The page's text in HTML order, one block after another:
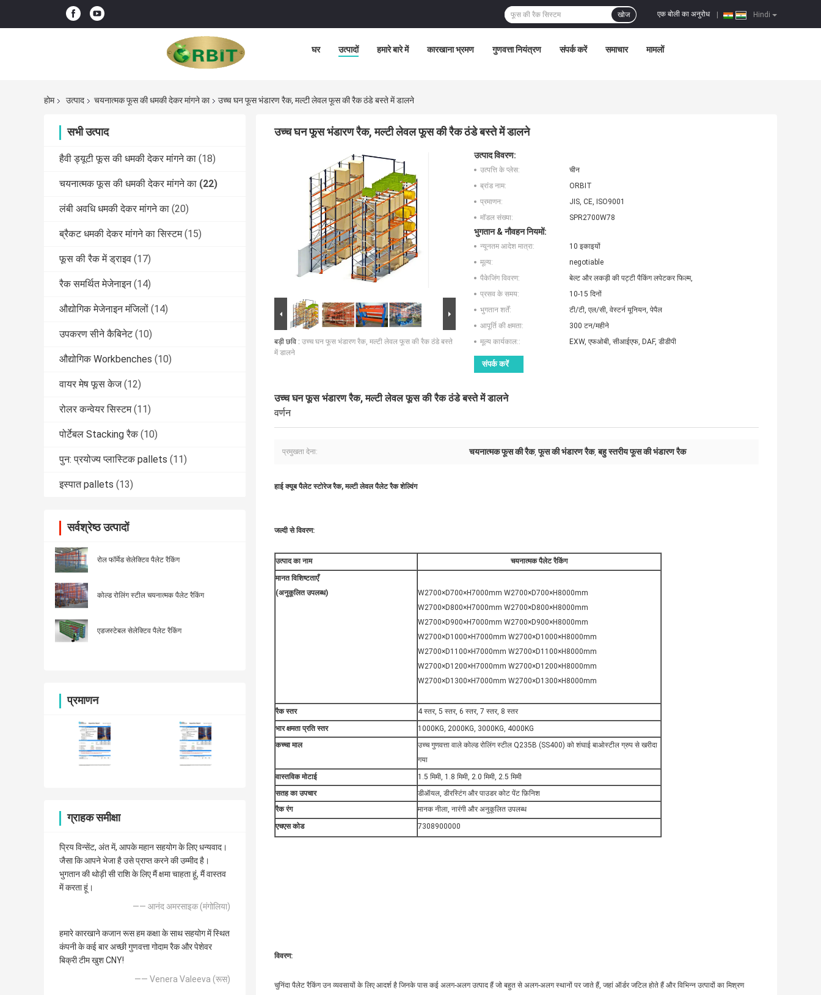
Hindi
एक बोली का अनुरोध
खोज
घर उत्पादों हमारे बारे में कारखाना भ्रमण गुणवत्ता नियंत्रण संपर्क करें समाचार मामलों
होम उत्पाद चयनात्मक फूस की धमकी देकर मांगने का उच्च घन फूस भंडारण रैक, मल्टी लेवल फूस की रैक ठंडे बस्ते में डालने
सभी उत्पाद
हैवी ड्यूटी फूस की धमकी देकर मांगने का (18)
चयनात्मक फूस की धमकी देकर मांगने का (22)
लंबी अवधि धमकी देकर मांगने का (20)
ब्रैकट धमकी देकर मांगने का सिस्टम (15)
फूस की रैक में ड्राइव (17)
रैक समर्थित मेजेनाइन (14)
औद्योगिक मेजेनाइन मंजिलों (14)
उपकरण सीने कैबिनेट (10)
औद्योगिक Workbenches (10)
वायर मेष फूस केज (12)
रोलर कन्वेयर सिस्टम (11)
पोर्टेबल Stacking रैक (10)
पुन: प्रयोज्य प्लास्टिक pallets (11)
इस्पात pallets (13)
सर्वश्रेष्ठ उत्पादों
रोल फॉर्मेड सेलेक्टिव पैलेट रैकिंग
कोल्ड रोलिंग स्टील चयनात्मक पैलेट रैकिंग
एडजस्टेबल सेलेक्टिव पैलेट रैकिंग
प्रमाणन
ग्राहक समीक्षा
प्रिय विन्सेंट, अंत में, आपके महान सहयोग के लिए धन्यवाद।
जैसा कि आपने भेजा है उसे प्राप्त करने की उम्मीद है।
भुगतान की थोड़ी सी राशि के लिए मैं क्षमा चाहता हूं, मैं वास्तव
में करता हूं।
—— आनंद अमरसाइक (मंगोलिया)
हमारे कारखाने कजान रूस हम कक्षा के साथ सहयोग में स्थित
कंपनी के कई बार अच्छी गुणवत्ता गोदाम रैक और पेशेवर
बिक्री टीम खुश CNY!
—— Venera Valeeva (रूस)
उच्च घन फूस भंडारण रैक, मल्टी लेवल फूस की रैक ठंडे बस्ते में डालने
बड़ी छवि : उच्च घन फूस भंडारण रैक, मल्टी लेवल फूस की रैक ठंडे बस्ते
में डालने
उत्पाद विवरण:
उत्पत्ति के प्लेस:
चीन
ब्रांड नाम:
ORBIT
प्रमाणन:
JIS, CE, ISO9001
मॉडल संख्या:
SPR2700W78
भुगतान & नौवहन नियमों:
न्यूनतम आदेश मात्रा:
10 इकाइयों
मूल्य:
negotiable
पैकेजिंग विवरण:
बेल्ट और लकड़ी की पट्टी पैकिंग लपेटकर फिल्म,
प्रसव के समय:
10-15 दिनों
भुगतान शर्तें:
टी/टी, एल/सी, वेस्टर्न यूनियन, पेपैल
आपूर्ति की क्षमता:
300 टन/महीने
मूल्य कार्यकाल::
EXW, एफओबी, सीआईएफ, DAF, डीडीपी
संपर्क करें
उच्च घन फूस भंडारण रैक, मल्टी लेवल फूस की रैक ठंडे बस्ते में डालने
वर्णन
प्रमुखता देना: चयनात्मक फूस की रैक,फूस की भंडारण रैक,बहु स्तरीय फूस की भंडारण रैक
हाई क्यूब पैलेट स्टोरेज रैक, मल्टी लेवल पैलेट रैक शेल्विंग
जल्दी से विवरण:
उत्पाद का नाम
चयनात्मक पैलेट रैकिंग
मानत विशिष्टताएँ
(अनुकूलित उपलब्ध)
W2700×D700×H7000mm W2700×D700×H8000mm
W2700×D800×H7000mm W2700×D800×H8000mm
W2700×D900×H7000mm W2700×D900×H8000mm
W2700×D1000×H7000mm W2700×D1000×H8000mm
W2700×D1100×H7000mm W2700×D1100×H8000mm
W2700×D1200×H7000mm W2700×D1200×H8000mm
W2700×D1300×H7000mm W2700×D1300×H8000mm
रैक स्तर
4 स्तर, 5 स्तर, 6 स्तर, 7 स्तर, 8 स्तर
भार क्षमता प्रति स्तर
1000KG, 2000KG, 3000KG, 4000KG
कच्चा माल
उच्च गुणवत्ता वाले कोल्ड रोलिंग स्टील Q235B (SS400) को शंघाई बाओस्टील ग्रुप से खरीदा
गया
वास्तविक मोटाई
1.5 मिमी, 1.8 मिमी, 2.0 मिमी, 2.5 मिमी
सतह का उपचार
डीऑयल, डीरस्टिंग और पाउडर कोट पेंट फ़िनिश
रैक रंग
मानक नीला, नारंगी और अनुकूलित उपलब्ध
एचएस कोड
7308900000
विवरण:
चुनिंदा पैलेट रैकिंग उन व्यवसायों के लिए आदर्श है जिनके पास कई अलग-अलग उत्पाद हैं जो बहुत से अलग-अलग स्थानों पर जाते हैं, जहां ऑर्डर जटिल होते हैं और विभिन्न उत्पादों का मिश्रण